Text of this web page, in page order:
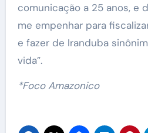
comunicação a 25 anos, e
me empenhar para
e fazer de Iranduba
vida”.
*Foco Amazonico